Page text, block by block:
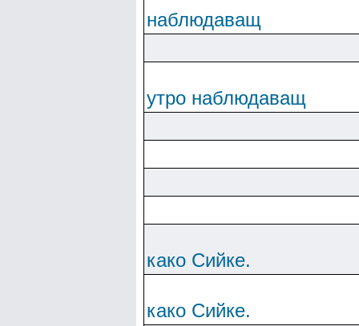
наблюдаващ
утро наблюдаващ
како Сийке.
како Сийке.